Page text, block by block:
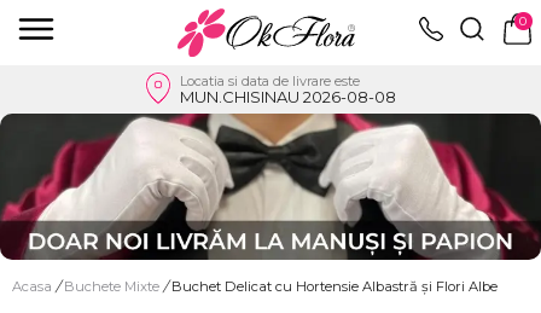
0
Locatia si data de livrare este
MUN.CHISINAU 2026-08-08
Acasa / Buchete Mixte / Buchet Delicat cu Hortensie Albastră și Flori Albe